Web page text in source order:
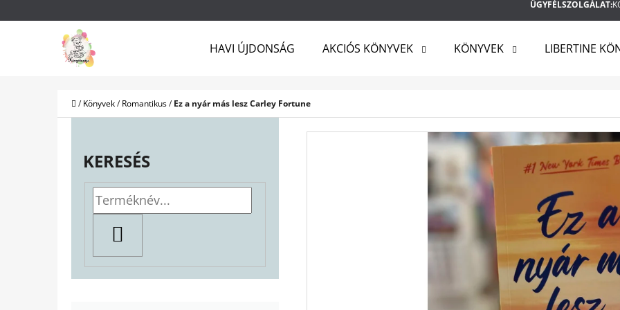
ÜGYFÉLSZOLGÁLAT:
HAVI ÚJDONSÁG AKCIÓS KÖNYVEK KÖNYVEK LIBERTINE
Kezdőlap
/ Könyvek/ Romantikus/ Ez a nyár más lesz Carley Fortune
KERESÉS
Vissza
a boltba
Vissza
a boltba
KERESÉS
AJÁNLJUK